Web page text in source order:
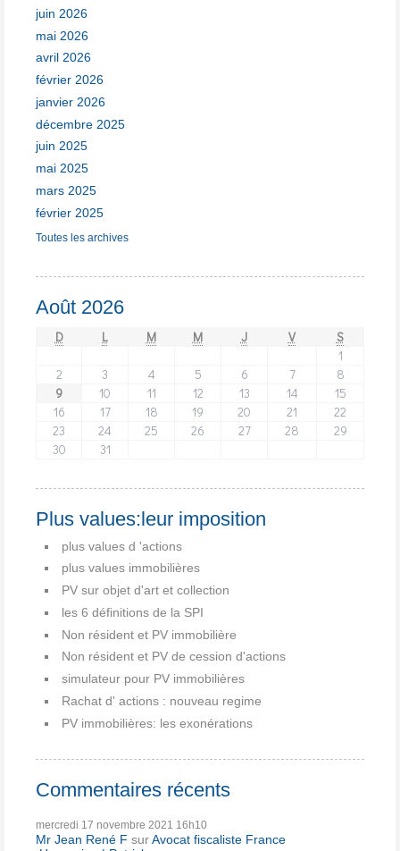
juin 2026
mai 2026
avril 2026
février 2026
janvier 2026
décembre 2025
juin 2025
mai 2025
mars 2025
février 2025
Toutes les archives
Août 2026
D L M M J V
S
1
2
3 4 5 6 7
8
9
10 11 12 13 14
15
16
17 18 19 20 21
22
23
24 25 26 27 28
29
30
31
Plus values:leur imposition
plus values d 'actions
plus values immobilières
PV sur objet d'art et collection
les 6 définitions de la SPI
Non résident et PV immobilière
Non résident et PV de cession d'actions
simulateur pour PV immobilières
Rachat d' actions : nouveau regime
PV immobilières: les exonérations
Commentaires récents
mercredi 17 novembre 2021 16h10
Mr Jean René F surAvocat fiscaliste France